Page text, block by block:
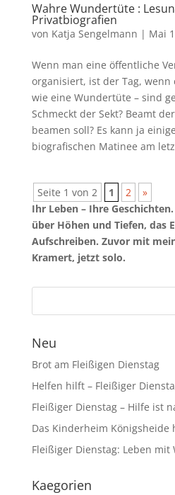
Wahre Wundertüte :
Privatbiografien
von Katja Sengelmann | Mai
Wenn man eine öffentliche
organisiert, ist der Tag,
wie eine Wundertüte – sind
Schmeckt der Sekt? Beamt
beamen soll? Es kann ja
biografischen Matinee am
Seite 1 von 2 1 2
»
Ihr Leben – Ihre
über Höhen und Tiefen, das
Aufschreiben. Zuvor mit
Kramert, jetzt solo.
Neu
Brot am Fleißigen Dienstag
Helfen hilft – Fleißiger
Fleißiger Dienstag – Hilfe ist
Das Kinderheim Königsheide
Fleißiger Dienstag: Leben mit
Kaegorien